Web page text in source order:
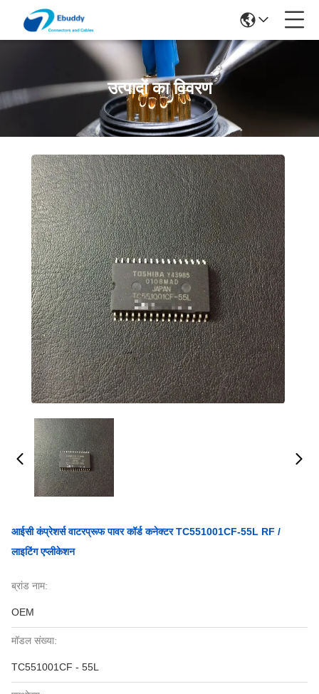
उत्पादों का विवरण
आईसी कंप्रेशर्स वाटरप्रूफ पावर कॉर्ड कनेक्टर TC551001CF-55L RF /
लाइटिंग एप्लीकेशन
ब्रांड नाम:
OEM
मॉडल संख्या:
TC551001CF - 55L